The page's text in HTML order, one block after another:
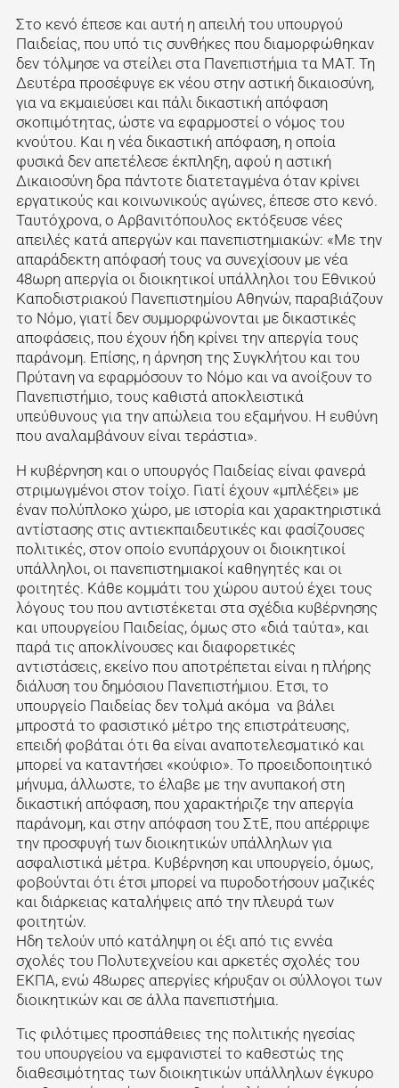
Στο κενό έπεσε και αυτή η απειλή του υπουργού
Παιδείας, που υπό τις συνθήκες που διαμορφώθηκαν
δεν τόλμησε να στείλει στα Πανεπιστήμια τα ΜΑΤ. Τη
Δευτέρα προσέφυγε εκ νέου στην αστική δικαιοσύνη,
για να εκμαιεύσει και πάλι δικαστική απόφαση
σκοπιμότητας, ώστε να εφαρμοστεί ο νόμος του
κνούτου. Και η νέα δικαστική απόφαση, η οποία
φυσικά δεν απετέλεσε έκπληξη, αφού η αστική
Δικαιοσύνη δρα πάντοτε διατεταγμένα όταν κρίνει
εργατικούς και κοινωνικούς αγώνες, έπεσε στο κενό.
Ταυτόχρονα, ο Αρβανιτόπουλος εκτόξευσε νέες
απειλές κατά απεργών και πανεπιστημιακών: «Με την
απαράδεκτη απόφασή τους να συνεχίσουν με νέα
48ωρη απεργία οι διοικητικοί υπάλληλοι του Εθνικού
Καποδιστριακού Πανεπιστημίου Αθηνών, παραβιάζουν
το Νόμο, γιατί δεν συμμορφώνονται με δικαστικές
αποφάσεις, που έχουν ήδη κρίνει την απεργία τους
παράνομη. Επίσης, η άρνηση της Συγκλήτου και του
Πρύτανη να εφαρμόσουν το Νόμο και να ανοίξουν το
Πανεπιστήμιο, τους καθιστά αποκλειστικά
υπεύθυνους για την απώλεια του εξαμήνου. Η ευθύνη
που αναλαμβάνουν είναι τεράστια».
Η κυβέρνηση και ο υπουργός Παιδείας είναι φανερά
στριμωγμένοι στον τοίχο. Γιατί έχουν «μπλέξει» με
έναν πολύπλοκο χώρο, με ιστορία και χαρακτηριστικά
αντίστασης στις αντιεκπαιδευτικές και φασίζουσες
πολιτικές, στον οποίο ενυπάρχουν οι διοικητικοί
υπάλληλοι, οι πανεπιστημιακοί καθηγητές και οι
φοιτητές. Κάθε κομμάτι του χώρου αυτού έχει τους
λόγους του που αντιστέκεται στα σχέδια κυβέρνησης
και υπουργείου Παιδείας, όμως στο «διά ταύτα», και
παρά τις αποκλίνουσες και διαφορετικές
αντιστάσεις, εκείνο που αποτρέπεται είναι η πλήρης
διάλυση του δημόσιου Πανεπιστήμιου. Ετσι, το
υπουργείο Παιδείας δεν τολμά ακόμα να βάλει
μπροστά το φασιστικό μέτρο της επιστράτευσης,
επειδή φοβάται ότι θα είναι αναποτελεσματικό και
μπορεί να καταντήσει «κούφιο». Το προειδοποιητικό
μήνυμα, άλλωστε, το έλαβε με την ανυπακοή στη
δικαστική απόφαση, που χαρακτήριζε την απεργία
παράνομη, και στην απόφαση του ΣτΕ, που απέρριψε
την προσφυγή των διοικητικών υπάλληλων για
ασφαλιστικά μέτρα. Κυβέρνηση και υπουργείο, όμως,
φοβούνται ότι έτσι μπορεί να πυροδοτήσουν μαζικές
και διάρκειας καταλήψεις από την πλευρά των
φοιτητών.
Ηδη τελούν υπό κατάληψη οι έξι από τις εννέα
σχολές του Πολυτεχνείου και αρκετές σχολές του
ΕΚΠΑ, ενώ 48ωρες απεργίες κήρυξαν οι σύλλογοι των
διοικητικών και σε άλλα πανεπιστήμια.
Τις φιλότιμες προσπάθειες της πολιτικής ηγεσίας
του υπουργείου να εμφανιστεί το καθεστώς της
διαθεσιμότητας των διοικητικών υπάλληλων έγκυρο